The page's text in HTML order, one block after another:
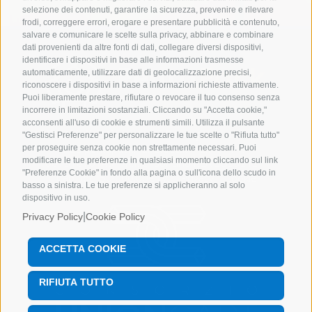
selezione dei contenuti, garantire la sicurezza, prevenire e rilevare
frodi, correggere errori, erogare e presentare pubblicità e contenuto,
salvare e comunicare le scelte sulla privacy, abbinare e combinare
dati provenienti da altre fonti di dati, collegare diversi dispositivi,
identificare i dispositivi in base alle informazioni trasmesse
automaticamente, utilizzare dati di geolocalizzazione precisi,
riconoscere i dispositivi in base a informazioni richieste attivamente.
Puoi liberamente prestare, rifiutare o revocare il tuo consenso senza
incorrere in limitazioni sostanziali. Cliccando su "Accetta cookie,"
acconsenti all'uso di cookie e strumenti simili. Utilizza il pulsante
"Gestisci Preferenze" per personalizzare le tue scelte o "Rifiuta tutto"
per proseguire senza cookie non strettamente necessari. Puoi
modificare le tue preferenze in qualsiasi momento cliccando sul link
"Preferenze Cookie" in fondo alla pagina o sull'icona dello scudo in
basso a sinistra. Le tue preferenze si applicheranno al solo
dispositivo in uso.
Privacy Policy Cookie Policy
ACCETTA COOKIE
RIFIUTA TUTTO
Tutti i diritti riservati Pentapack srlPosta
PECpentapack@enetpec.it| C.F e P.IVA
00781070149 | R.I. di Sondrio REA SO59215 |
Cap.Soc. 50.000,00€ i.v. |Privacy|Cookie